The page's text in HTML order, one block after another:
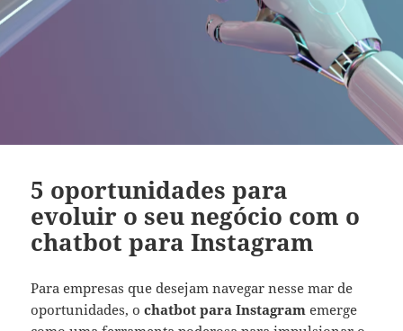
5 oportunidades para
evoluir o seu negócio com o
chatbot para Instagram
Para empresas que desejam navegar nesse mar de
oportunidades, ochatbot para Instagramemerge